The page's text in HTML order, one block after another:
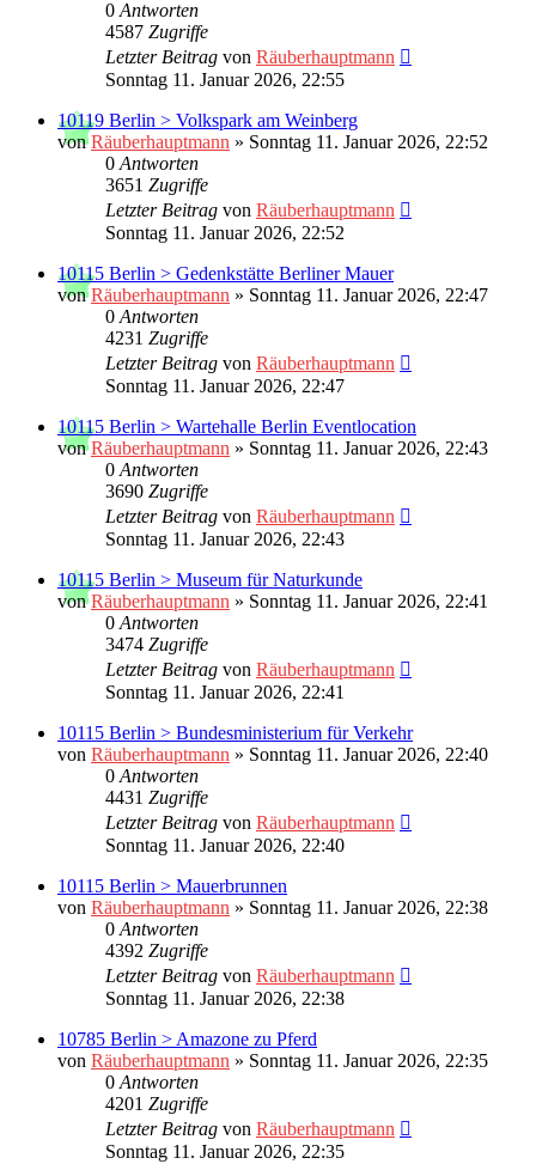
0 Antworten
4587 Zugriffe
Letzter Beitrag von Räuberhauptmann
Sonntag 11. Januar 2026, 22:55
10119 Berlin > Volkspark am Weinberg
vonRäuberhauptmann » Sonntag 11. Januar 2026, 22:52
0 Antworten
3651 Zugriffe
Letzter Beitrag von Räuberhauptmann
Sonntag 11. Januar 2026, 22:52
10115 Berlin > Gedenkstätte Berliner Mauer
vonRäuberhauptmann » Sonntag 11. Januar 2026, 22:47
0 Antworten
4231 Zugriffe
Letzter Beitrag von Räuberhauptmann
Sonntag 11. Januar 2026, 22:47
10115 Berlin > Wartehalle Berlin Eventlocation
vonRäuberhauptmann » Sonntag 11. Januar 2026, 22:43
0 Antworten
3690 Zugriffe
Letzter Beitrag von Räuberhauptmann
Sonntag 11. Januar 2026, 22:43
10115 Berlin > Museum für Naturkunde
vonRäuberhauptmann » Sonntag 11. Januar 2026, 22:41
0 Antworten
3474 Zugriffe
Letzter Beitrag von Räuberhauptmann
Sonntag 11. Januar 2026, 22:41
10115 Berlin > Bundesministerium für Verkehr
von Räuberhauptmann » Sonntag 11. Januar 2026, 22:40
0 Antworten
4431 Zugriffe
Letzter Beitrag von Räuberhauptmann
Sonntag 11. Januar 2026, 22:40
10115 Berlin > Mauerbrunnen
von Räuberhauptmann » Sonntag 11. Januar 2026, 22:38
0 Antworten
4392 Zugriffe
Letzter Beitrag von Räuberhauptmann
Sonntag 11. Januar 2026, 22:38
10785 Berlin > Amazone zu Pferd
von Räuberhauptmann » Sonntag 11. Januar 2026, 22:35
0 Antworten
4201 Zugriffe
Letzter Beitrag von Räuberhauptmann
Sonntag 11. Januar 2026, 22:35